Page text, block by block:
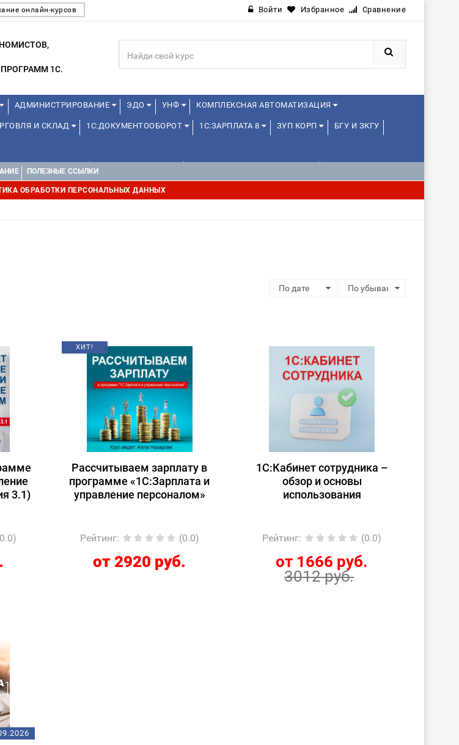
онлайн-курсов Войти Избранное Сравнение
1С.
АДМИНИСТРИРОВАНИЕ ЭДО УНФ КОМПЛЕКСНАЯ АВТОМАТИЗАЦИЯ
И СКЛАД 1С:ДОКУМЕНТООБОРОТ 1С:ЗАРПЛАТА 8 ЗУП КОРП БГУ И ЗКГУ
ШКОЛЬНЫХ КУРСОВ ДЛЯ ШКОЛЬНИКОВ
JAVA И ANDROID
ПОЛЕЗНЫЕ ССЫЛКИ
ОБРАБОТКИ ПЕРСОНАЛЬНЫХ ДАННЫХ
3.1)
ХИТ!
Рассчитываем зарплату в
программе «1С:Зарплата и
управление персоналом»
Рейтинг: (0.0)
от 2920 руб.
1С:Кабинет сотрудника –
обзор и основы
использования
Рейтинг: (0.0)
от 1666 руб.
3012 руб.